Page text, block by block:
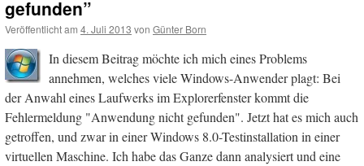
gefunden”
Veröffentlicht am 4. Juli 2013 von Günter Born
In diesem Beitrag möchte ich mich eines Problems
annehmen, welches viele Windows-Anwender plagt: Bei
der Anwahl eines Laufwerks im Explorerfenster kommt die
Fehlermeldung "Anwendung nicht gefunden". Jetzt hat es mich auch
getroffen, und zwar in einer Windows 8.0-Testinstallation in einer
virtuellen Maschine. Ich habe das Ganze dann analysiert und eine